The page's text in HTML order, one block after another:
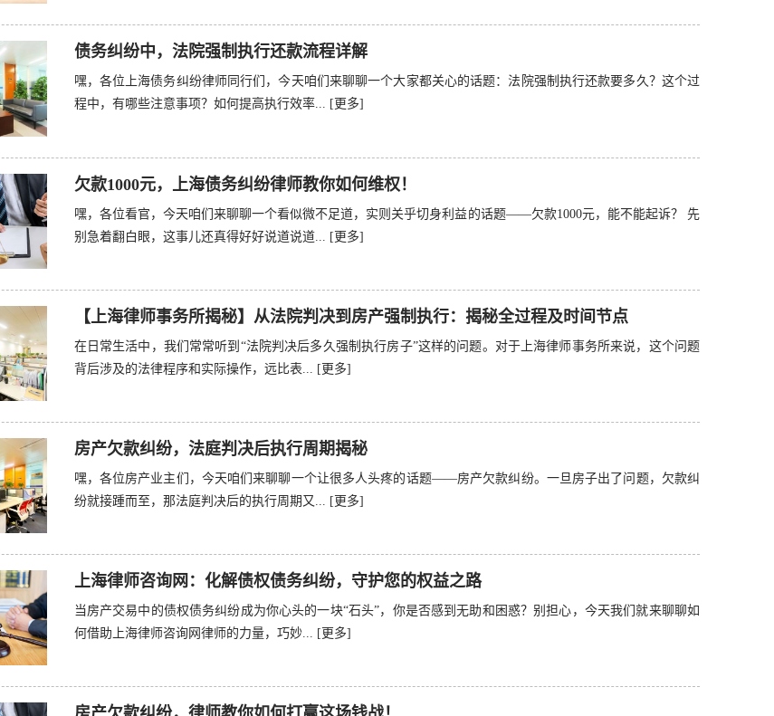
债务纠纷中，法院强制执行还款流程详解
嘿，各位上海债务纠纷律师同行们，今天咱们来聊聊一个大家都关心的话题：法院强制执行还款要多久？这个过
程中，有哪些注意事项？如何提高执行效率... [更多]
欠款1000元，上海债务纠纷律师教你如何维权！
嘿，各位看官，今天咱们来聊聊一个看似微不足道，实则关乎切身利益的话题——欠款1000元，能不能起诉？ 先
别急着翻白眼，这事儿还真得好好说道说道... [更多]
【上海律师事务所揭秘】从法院判决到房产强制执行：揭秘全过程及时间节点
在日常生活中，我们常常听到“法院判决后多久强制执行房子”这样的问题。对于上海律师事务所来说，这个问题
背后涉及的法律程序和实际操作，远比表... [更多]
房产欠款纠纷，法庭判决后执行周期揭秘
嘿，各位房产业主们，今天咱们来聊聊一个让很多人头疼的话题——房产欠款纠纷。一旦房子出了问题，欠款纠
纷就接踵而至，那法庭判决后的执行周期又...
[更多]
上海律师咨询网：化解债权债务纠纷，守护您的权益之路
当房产交易中的债权债务纠纷成为你心头的一块“石头”，你是否感到无助和困惑？别担心，今天我们就来聊聊如
何借助上海律师咨询网律师的力量，巧妙... [更多]